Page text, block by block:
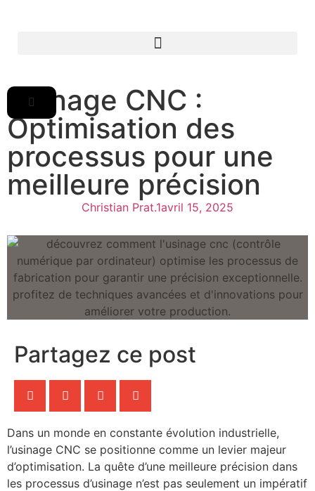
Usinage CNC :
Optimisation des
processus pour une
meilleure précision
Christian Prat.1avril 15, 2025
Partagez ce post
Dans un monde en constante évolution industrielle,
l’usinage CNC se positionne comme un levier majeur
d’optimisation. La quête d’une meilleure précision dans
les processus d’usinage n’est pas seulement un impératif